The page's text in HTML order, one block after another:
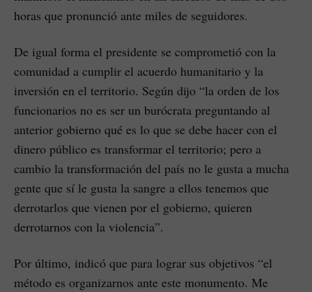
horas que pronunció ante miles de seguidores.
De igual forma el presidente se comprometió con la
comunidad a cumplir el acuerdo humanitario y la
inversión en el territorio. Según dijo “la orden de los
funcionarios no es ser un burócrata preguntando al
anterior gobierno qué es lo que se debe hacer con el
dinero público es transformar el territorio; pero a
cambio la transformación del país no le gusta a mucha
gente que sí le gusta la sangre a ellos tenemos que
derrotarlos que vienen por el gobierno, quieren
derrotarnos con la violencia”.
Por último, indicó que para lograr sus objetivos “el
método es organizarnos ante este monumento. Me